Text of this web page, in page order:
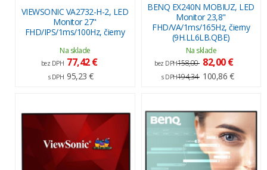
VIEWSONIC VA2732-H-2, LED
Monitor 27"
FHD/IPS/1ms/100Hz, čierny
Na sklade
bez DPH 77,42 €
s DPH 95,23 €
BENQ EX240N MOBIUZ, LED
Monitor 23,8"
FHD/VA/1ms/165Hz, čierny
(9H.LL6LB.QBE)
Na sklade
bez DPH158,00 82,00 €
s DPH194,34 100,86 €